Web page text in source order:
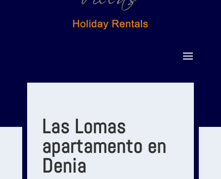
Las Lomas
apartamento en
Denia